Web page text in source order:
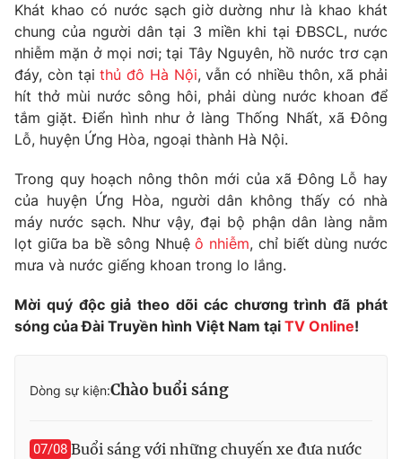
Thế giới đó đây
Câu chuyện quốc tế
Kinh tế
Tài chính
Thị trường
Góc doanh nghiệp
Dữ liệu và đời sống
Truyền hình
Phim VTV
Hậu trường
Nhân vật
Khán giả
Giải sao mai
Điện ảnh
Âm nhạc
Sao
Đời sống
Du lịch
Chất lượng cuộc sống
Giáo dục
Tuyển sinh
Công nghệ
Sản phẩm
Khát khao có nước sạch giờ dường như là khao khát
chung của người dân tại 3 miền khi tại ĐBSCL, nước
nhiễm mặn ở mọi nơi; tại Tây Nguyên, hồ nước trơ cạn
đáy, còn tạithủ đô Hà Nội, vẫn có nhiều thôn, xã phải
hít thở mùi nước sông hôi, phải dùng nước khoan để
tắm giặt. Điển hình như ở làng Thống Nhất, xã Đông
Lỗ, huyện Ứng Hòa, ngoại thành Hà Nội.
Trong quy hoạch nông thôn mới của xã Đông Lỗ hay
của huyện Ứng Hòa, người dân không thấy có nhà
máy nước sạch. Như vậy, đại bộ phận dân làng nằm
lọt giữa ba bề sông Nhuệô nhiễm, chỉ biết dùng nước
mưa và nước giếng khoan trong lo lắng.
Mời quý độc giả theo dõi các chương trình đã phát
sóng của Đài Truyền hình Việt Nam tại TV Online!
Dòng sự kiện:Chào buổi sáng
07/08 Buổi sáng với những chuyến xe đưa nước